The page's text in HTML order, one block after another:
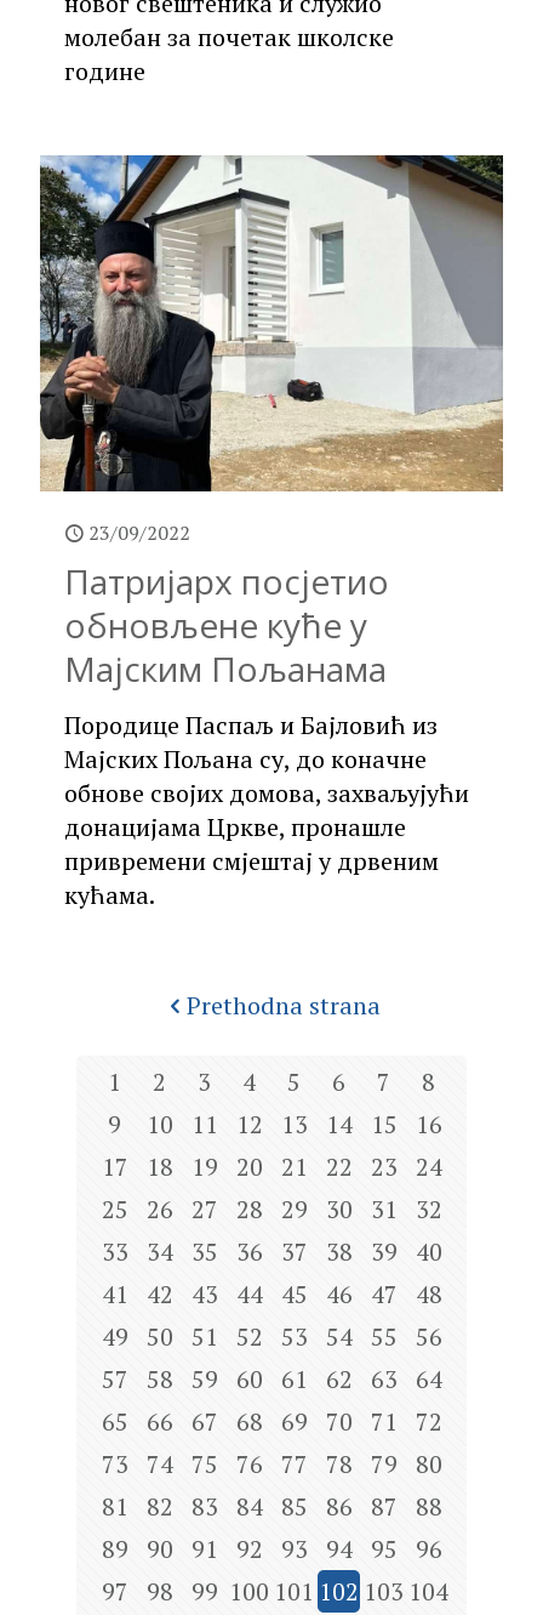
молебан за почетак школске
године
23/09/2022
Патријарх посјетио
обновљене куће у
Мајским Пољанама
Породице Паспаљ и Бајловић из
Мајских Пољана су, до коначне
обнове својих домова, захваљујући
донацијама Цркве, пронашле
привремени смјештај у дрвеним
кућама.
Prethodna strana
1 2 3 4 5 6 7
8
9
10 11 12 13 14 15
16
17
18 19 20 21 22 23
24
25
26 27 28 29 30 31
32
33
34 35 36 37 38 39
40
41
42 43 44 45 46 47
48
49
50 51 52 53 54 55
56
57
58 59 60 61 62 63
64
65
66 67 68 69 70 71
72
73
74 75 76 77 78 79
80
81
82 83 84 85 86 87
88
89
90 91 92 93 94 95
96
97
98 99 100 101 102 103 104